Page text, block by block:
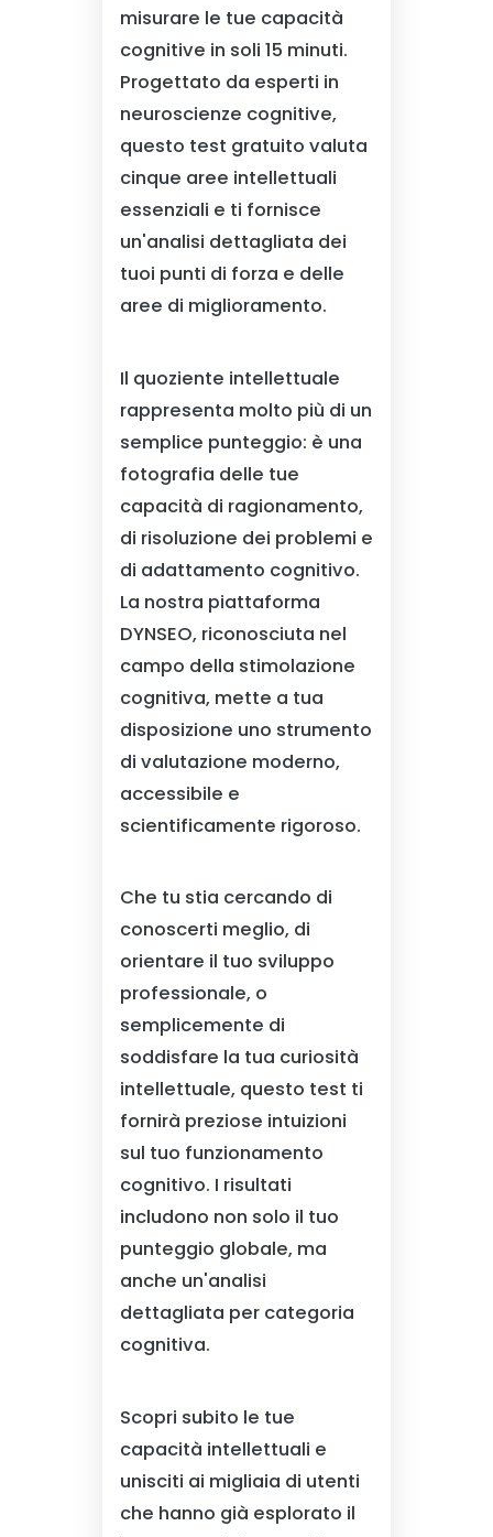
misurare le tue capacità
cognitive in soli 15 minuti.
Progettato da esperti in
neuroscienze cognitive,
questo test gratuito valuta
cinque aree intellettuali
essenziali e ti fornisce
un'analisi dettagliata dei
tuoi punti di forza e delle
aree di miglioramento.
Il quoziente intellettuale
rappresenta molto più di un
semplice punteggio: è una
fotografia delle tue
capacità di ragionamento,
di risoluzione dei problemi e
di adattamento cognitivo.
La nostra piattaforma
DYNSEO, riconosciuta nel
campo della stimolazione
cognitiva, mette a tua
disposizione uno strumento
di valutazione moderno,
accessibile e
scientificamente rigoroso.
Che tu stia cercando di
conoscerti meglio, di
orientare il tuo sviluppo
professionale, o
semplicemente di
soddisfare la tua curiosità
intellettuale, questo test ti
fornirà preziose intuizioni
sul tuo funzionamento
cognitivo. I risultati
includono non solo il tuo
punteggio globale, ma
anche un'analisi
dettagliata per categoria
cognitiva.
Scopri subito le tue
capacità intellettuali e
unisciti ai migliaia di utenti
che hanno già esplorato il